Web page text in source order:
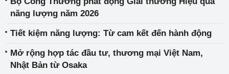
năng lượng năm 2026
Tiết kiệm năng lượng: Từ cam kết đến hành động
Mở rộng hợp tác đầu tư, thương mại Việt Nam,
Nhật Bản từ Osaka